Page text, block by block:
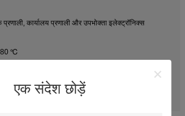
एक संदेश छोड़ें
प्रणाली, कार्यालय प्रणाली और उपभोक्ता इलेक्ट्रॉनिक्स
℃
और केबल कंप्यूटर कनेक्शन की ओर जाता है